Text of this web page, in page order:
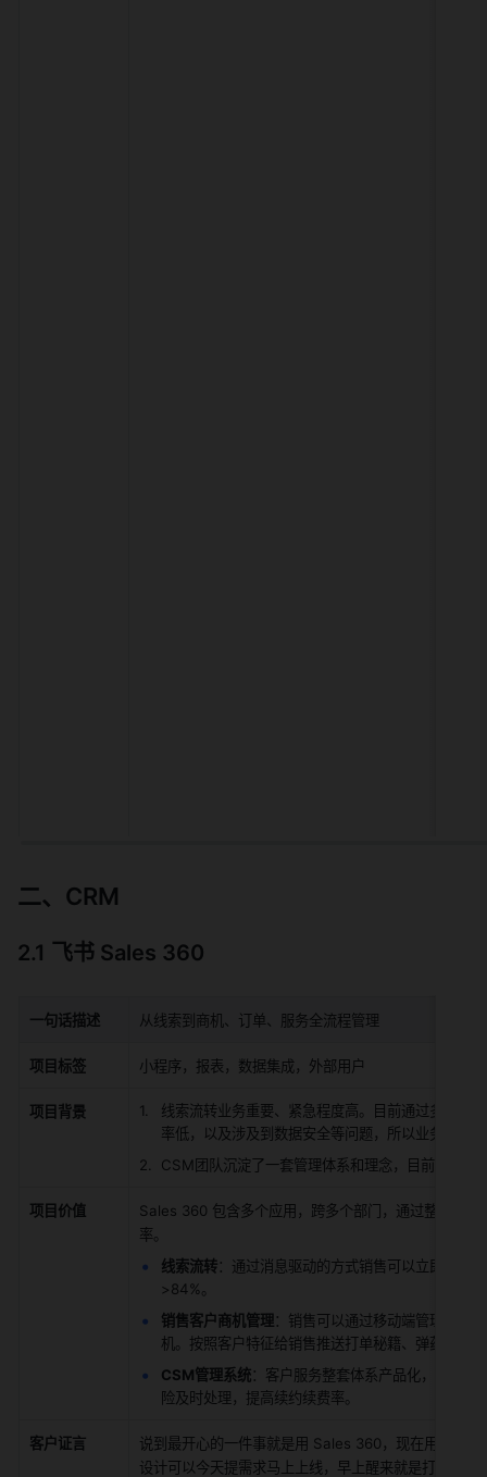
二、CRM
2.1 飞书 Sales 360
一句话描述 从线索到商机、订单、服务全流程管理
项目标签 小程序，报表，数据集成，外部用户
项目背景
线索流转业务重要、紧急程度高。目前通过多维表
率低，以及涉及到数据安全等问题，所以业务上迫
CSM团队沉淀了一套管理体系和理念，目前通过多
项目价值
Sales 360 包含多个应用，跨多个部门，通过整合在
率。
线索流转：通过消息驱动的方式销售可以立即处理
>84%。
销售客户商机管理：销售可以通过移动端管理客户
机。按照客户特征给销售推送打单秘籍、弹药库。
CSM管理系统：客户服务整套体系产品化，实现
险及时处理，提高续约续费率。
客户证言
说到最开心的一件事就是用 Sales 360，现在用
设计可以今天提需求马上上线，早上醒来就是打开手机